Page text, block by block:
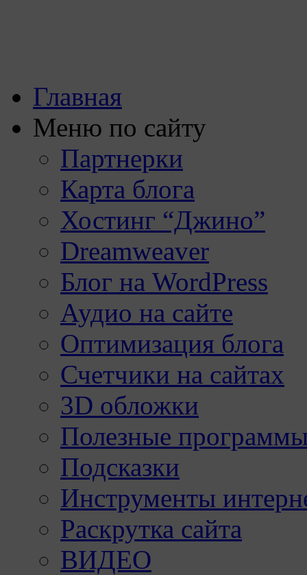
Главная
Меню по сайту
Партнерки
Карта блога
Хостинг “Джино”
Dreamweaver
Блог на WordPress
Аудио на сайте
Оптимизация блога
Счетчики на сайтах
3D обложки
Полезные
Подсказки
Инструменты
Раскрутка сайта
ВИДЕО